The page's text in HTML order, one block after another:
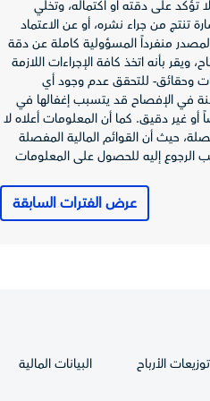
456,692
-23,183
433,510
416,929
تؤكد على دقته أو اكتماله، وتخلي
تنتج من جراء نشره، أو عن الاعتماد
منفرداً المسؤولية كاملة عن دقة
ويقر بأنه اتخذ كافة الإجراءات اللازمة
وحقائق- للتحقق عدم وجود أي
في الإفصاح قد يتسبب إغفالها في
غير دقيق. كما أن المعلومات أعلاه لا
حيث أن القوائم المالية المفصلة
الرجوع إليه للحصول على المعلومات
عرض الفترات السابقة
توزيعات الأرباح البيانات المالية